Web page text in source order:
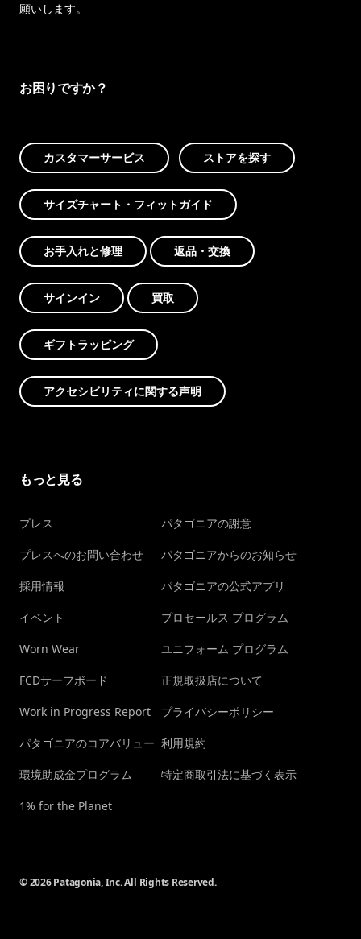
願いします。
お困りですか？
カスタマーサービス ストアを探す
サイズチャート・フィットガイド
お手入れと修理 返品・交換
サインイン 買取
ギフトラッピング
アクセシビリティに関する声明
もっと見る
プレス
プレスへのお問い合わせ
採用情報
イベント
Worn Wear
FCDサーフボード
Work in Progress Report
パタゴニアのコアバリュー
環境助成金プログラム
1% for the Planet
パタゴニアの謝意
パタゴニアからのお知らせ
パタゴニアの公式アプリ
プロセールス プログラム
ユニフォーム プログラム
正規取扱店について
プライバシーポリシー
利用規約
特定商取引法に基づく表示
© 2026 Patagonia, Inc. All Rights Reserved.